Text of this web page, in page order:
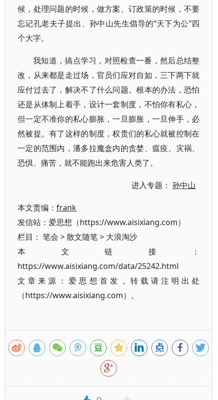
候，处理问题的时候，做方案、订政策的时候，不要
忘记孔老夫子提出、孙中山先生倡导的“天下为公”四
个大字。
我知道，搞点学习，对照检查一番，然后总结整
改，从来都是走过场，官员们应对自如，三下两下就
应付过去了，解决不了什么问题。根本的办法，恐怕
还是从体制上着手，设计一套制度，不怕你有私心，
但一定不准你的私心膨胀，一旦膨胀，一旦伸手，必
然被捉。有了这样的制度，权贵们的私心就被控制在
一定的范围内，潘多拉魔盒内的贪婪、瘟疫、灾祸、
恐惧、痛苦，就不能跑出来危害人类了。
进入专题：孙中山
本文责编： frank
发信站：爱思想（https://www.aisixiang.com）
栏目： 笔会 >散文随笔> 大浪淘沙
本文链接：
https://www.aisixiang.com/data/25242.html
文章来源：爱思想首发，转载请注明出处
（https://www.aisixiang.com）。